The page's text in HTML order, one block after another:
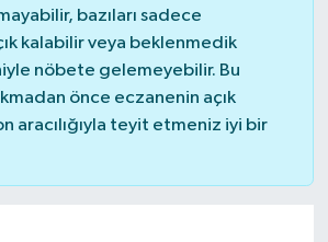
bazıları sadece
kalabilir veya beklenmedik
nöbete gelemeyebilir. Bu
önce eczanenin açık
aracılığıyla teyit etmeniz iyi bir